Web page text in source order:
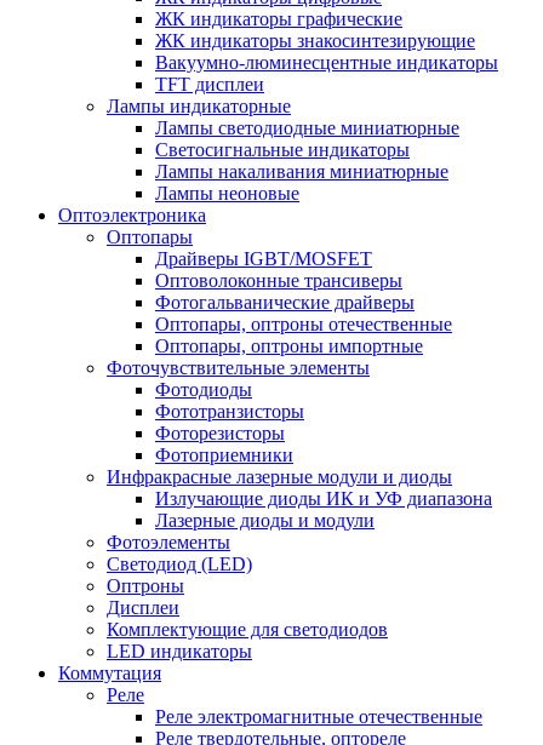
ЖК индикаторы графические
ЖК индикаторы знакосинтезирующие
Вакуумно-люминесцентные индикаторы
TFT дисплеи
Лампы индикаторные
Лампы светодиодные миниатюрные
Светосигнальные индикаторы
Лампы накаливания миниатюрные
Лампы неоновые
Оптоэлектроника
Оптопары
Драйверы IGBT/MOSFET
Оптоволоконные трансиверы
Фотогальванические драйверы
Оптопары, оптроны отечественные
Оптопары, оптроны импортные
Фоточувствительные элементы
Фотодиоды
Фототранзисторы
Фоторезисторы
Фотоприемники
Инфракрасные лазерные модули и диоды
Излучающие диоды ИК и УФ диапазона
Лазерные диоды и модули
Фотоэлементы
Светодиод (LED)
Оптроны
Дисплеи
Комплектующие для светодиодов
LED индикаторы
Коммутация
Реле
Реле электромагнитные отечественные
Реле твердотельные, оптореле